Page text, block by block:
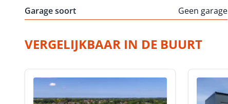
Garage soort Geen garage
VERGELIJKBAAR IN DE BUURT